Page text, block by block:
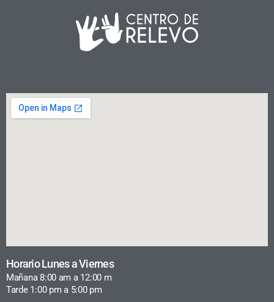
Horario Lunes a Viernes
Mañana 8:00 am a 12:00 m
Tarde 1:00 pm a 5:00 pm